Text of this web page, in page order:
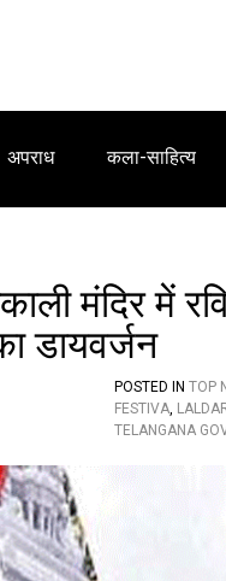
अपराध कला-साहित्य
मंदिर में
डायवर्जन
POSTED IN TOP
FESTIVA,
TELANGANA